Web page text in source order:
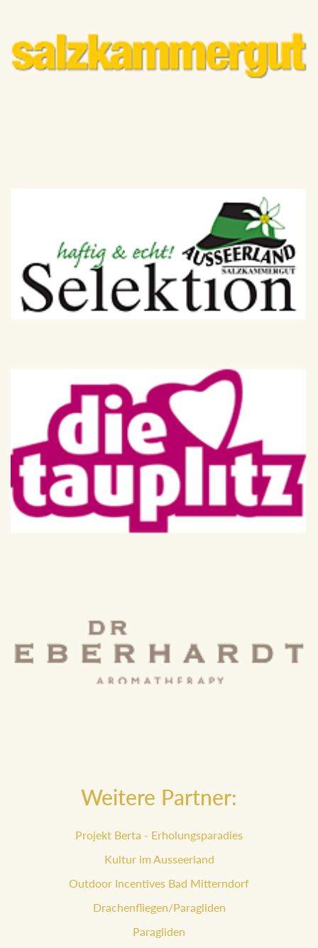
Weitere Partner:
Projekt Berta - Erholungsparadies
Kultur im Ausseerland
Outdoor Incentives Bad Mitterndorf
Drachenfliegen/Paragliden
Paragliden